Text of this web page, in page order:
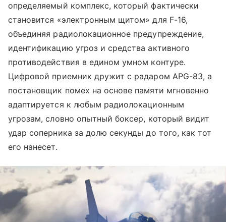
определяемый комплекс, который фактически
становится «электронным щитом» для F-16,
объединяя радиолокационное предупреждение,
идентификацию угроз и средства активного
противодействия в едином умном контуре.
Цифровой приемник дружит с радаром APG-83, а
постановщик помех на основе памяти мгновенно
адаптируется к любым радиолокационным
угрозам, словно опытный боксер, который видит
удар соперника за долю секунды до того, как тот
его нанесет.